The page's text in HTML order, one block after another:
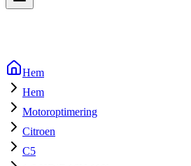
Hem
Hem
Motoroptimering
Citroen
C5